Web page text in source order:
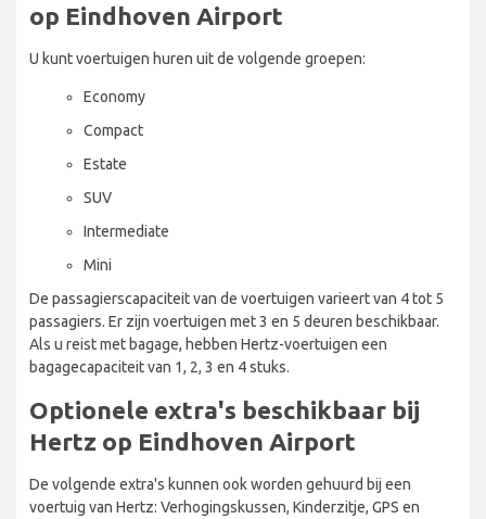
op Eindhoven Airport
U kunt voertuigen huren uit de volgende groepen:
Economy
Compact
Estate
SUV
Intermediate
Mini
De passagierscapaciteit van de voertuigen varieert van 4 tot 5
passagiers. Er zijn voertuigen met 3 en 5 deuren beschikbaar.
Als u reist met bagage, hebben Hertz-voertuigen een
bagagecapaciteit van 1, 2, 3 en 4 stuks.
Optionele extra's beschikbaar bij
Hertz op Eindhoven Airport
De volgende extra's kunnen ook worden gehuurd bij een
voertuig van Hertz: Verhogingskussen, Kinderzitje, GPS en